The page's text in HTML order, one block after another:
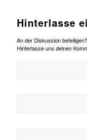
Hinterlasse
An der Diskussion beteiligen?
Hinterlasse uns deinen